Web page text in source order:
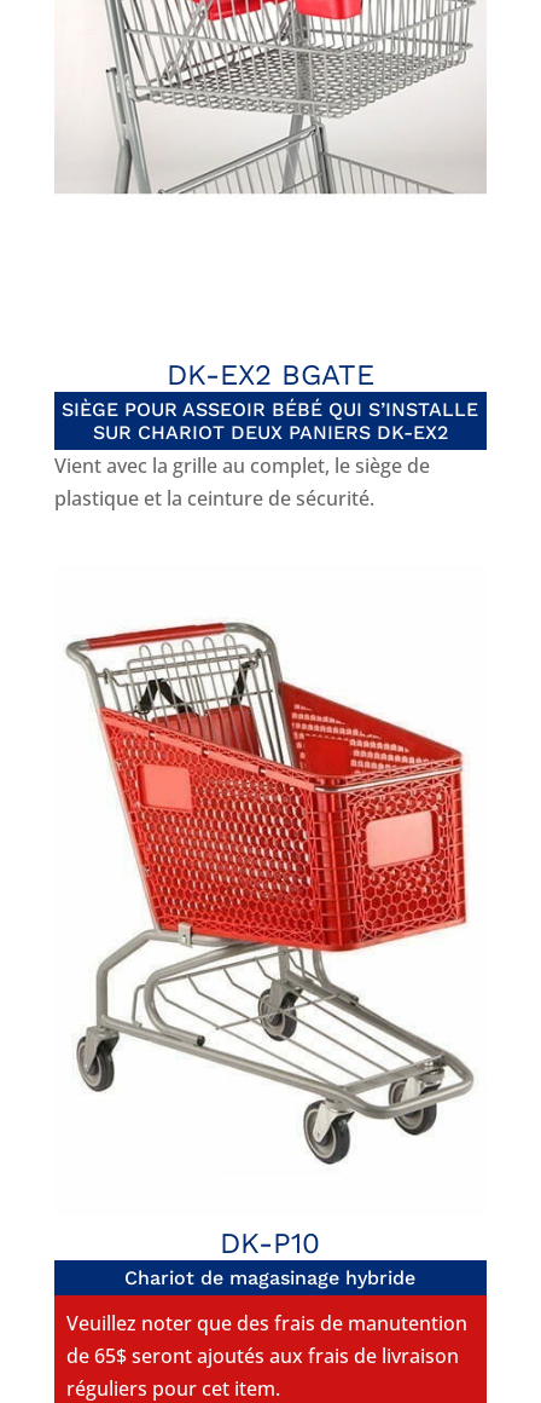
DK-EX2 BGATE
SIÈGE POUR ASSEOIR BÉBÉ QUI S’INSTALLE
SUR CHARIOT DEUX PANIERS DK-EX2
Vient avec la grille au complet, le siège de
plastique et la ceinture de sécurité.
DK-P10
Chariot de magasinage hybride
Veuillez noter que des frais de manutention
de 65$ seront ajoutés aux frais de livraison
réguliers pour cet item.